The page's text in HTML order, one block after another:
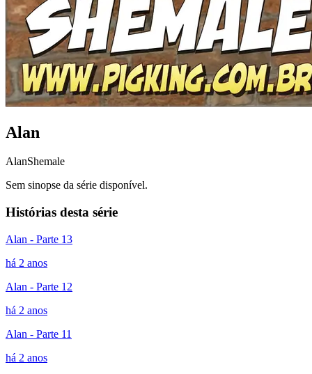
Alan
AlanShemale
Sem sinopse da série disponível.
Histórias desta série
Alan - Parte 13
há 2 anos
Alan - Parte 12
há 2 anos
Alan - Parte 11
há 2 anos